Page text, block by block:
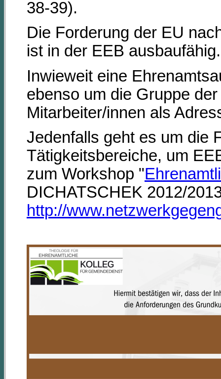
38-39).
Die Forderung der EU
ist in der EEB ausbaufähig.
Inwieweit eine
ebenso um die Gruppe
Mitarbeiter/innen als
Jedenfalls geht es um die
Tätigkeitsbereiche, um
zum Workshop "
DICHATSCHEK 2012/
http://